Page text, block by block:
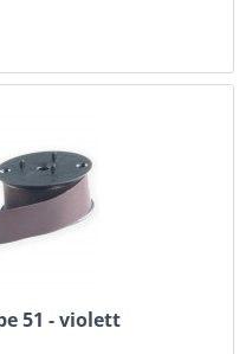
51 - violett